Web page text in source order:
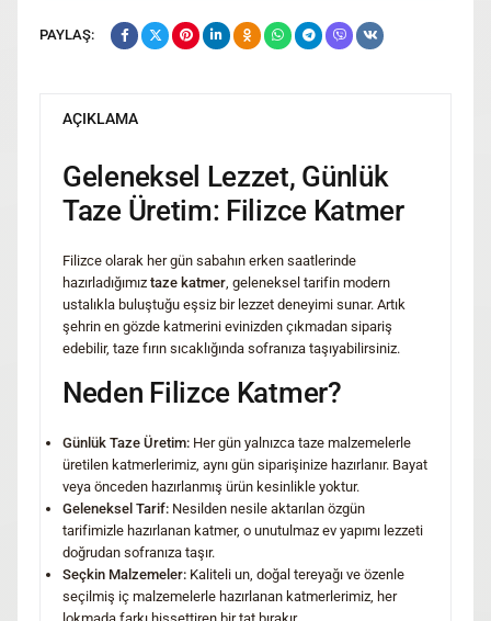
PAYLAŞ:
AÇIKLAMA
Geleneksel Lezzet, Günlük
Taze Üretim: Filizce Katmer
Filizce olarak her gün sabahın erken saatlerinde
hazırladığımız taze katmer , geleneksel tarifin modern
ustalıkla buluştuğu eşsiz bir lezzet deneyimi sunar. Artık
şehrin en gözde katmerini evinizden çıkmadan sipariş
edebilir, taze fırın sıcaklığında sofranıza taşıyabilirsiniz.
Neden Filizce Katmer?
Günlük Taze Üretim: Her gün yalnızca taze malzemelerle
üretilen katmerlerimiz, aynı gün siparişinize hazırlanır. Bayat
veya önceden hazırlanmış ürün kesinlikle yoktur.
Geleneksel Tarif: Nesilden nesile aktarılan özgün
tarifimizle hazırlanan katmer, o unutulmaz ev yapımı lezzeti
doğrudan sofranıza taşır.
Seçkin Malzemeler: Kaliteli un, doğal tereyağı ve özenle
seçilmiş iç malzemelerle hazırlanan katmerlerimiz, her